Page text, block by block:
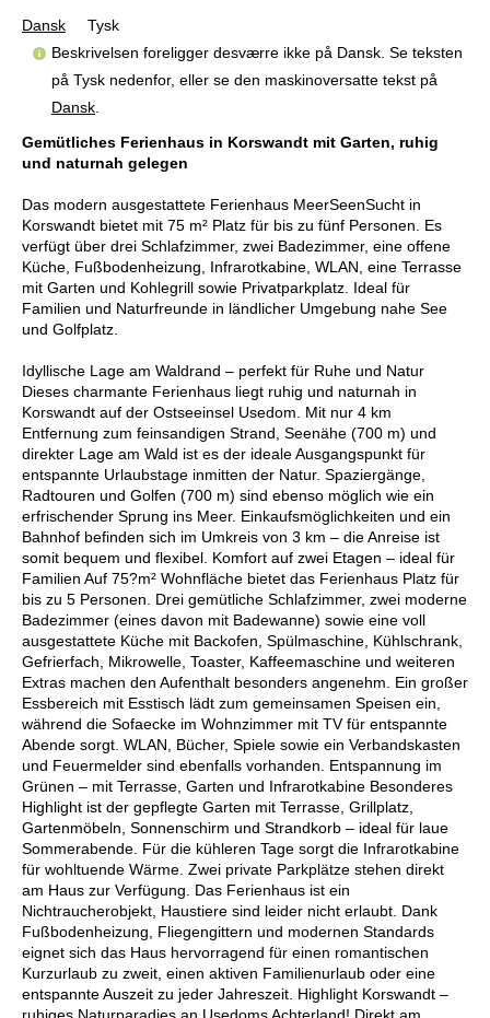
Dansk
Tysk
Beskrivelsen foreligger desværre ikke på Dansk. Se teksten
på Tysk nedenfor, eller se den maskinoversatte tekst på
Dansk
Gemütliches Ferienhaus in Korswandt mit Garten, ruhig
und naturnah gelegen
Das modern ausgestattete Ferienhaus MeerSeenSucht in
Korswandt bietet mit 75 m² Platz für bis zu fünf Personen. Es
verfügt über drei Schlafzimmer, zwei Badezimmer, eine offene
Küche, Fußbodenheizung, Infrarotkabine, WLAN, eine Terrasse
mit Garten und Kohlegrill sowie Privatparkplatz. Ideal für
Familien und Naturfreunde in ländlicher Umgebung nahe See
und Golfplatz.
Idyllische Lage am Waldrand – perfekt für Ruhe und Natur
Dieses charmante Ferienhaus liegt ruhig und naturnah in
Korswandt auf der Ostseeinsel Usedom. Mit nur 4 km
Entfernung zum feinsandigen Strand, Seenähe (700 m) und
direkter Lage am Wald ist es der ideale Ausgangspunkt für
entspannte Urlaubstage inmitten der Natur. Spaziergänge,
Radtouren und Golfen (700 m) sind ebenso möglich wie ein
erfrischender Sprung ins Meer. Einkaufsmöglichkeiten und ein
Bahnhof befinden sich im Umkreis von 3 km – die Anreise ist
somit bequem und flexibel. Komfort auf zwei Etagen – ideal für
Familien Auf 75?m² Wohnfläche bietet das Ferienhaus Platz für
bis zu 5 Personen. Drei gemütliche Schlafzimmer, zwei moderne
Badezimmer (eines davon mit Badewanne) sowie eine voll
ausgestattete Küche mit Backofen, Spülmaschine, Kühlschrank,
Gefrierfach, Mikrowelle, Toaster, Kaffeemaschine und weiteren
Extras machen den Aufenthalt besonders angenehm. Ein großer
Essbereich mit Esstisch lädt zum gemeinsamen Speisen ein,
während die Sofaecke im Wohnzimmer mit TV für entspannte
Abende sorgt. WLAN, Bücher, Spiele sowie ein Verbandskasten
und Feuermelder sind ebenfalls vorhanden. Entspannung im
Grünen – mit Terrasse, Garten und Infrarotkabine Besonderes
Highlight ist der gepflegte Garten mit Terrasse, Grillplatz,
Gartenmöbeln, Sonnenschirm und Strandkorb – ideal für laue
Sommerabende. Für die kühleren Tage sorgt die Infrarotkabine
für wohltuende Wärme. Zwei private Parkplätze stehen direkt
am Haus zur Verfügung. Das Ferienhaus ist ein
Nichtraucherobjekt, Haustiere sind leider nicht erlaubt. Dank
Fußbodenheizung, Fliegengittern und modernen Standards
eignet sich das Haus hervorragend für einen romantischen
Kurzurlaub zu zweit, einen aktiven Familienurlaub oder eine
entspannte Auszeit zu jeder Jahreszeit. Highlight Korswandt –
ruhiges Naturparadies an Usedoms Achterland! Direkt am